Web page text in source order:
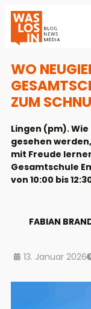
WO
ZUM
Lingen (pm).
gesehen
mit Freude
Gesamtschule
von 10:00 bis
FABIAN
13. Januar 2026